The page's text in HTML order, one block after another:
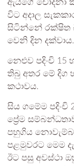
ඇයගේ චෝදනා
විට අදාල
සිටින්නේ රක්ෂිත
වෙනි දින දක්වාය.
නෙළුව පදිංචි 15
තිබු අතර මේ දිග
කථාවය.
සිය ගමේම පදිංචි
ප්‍රේම
පහුගිය
පළමුවරට මෙම
ඊට පසු අවස්ථා